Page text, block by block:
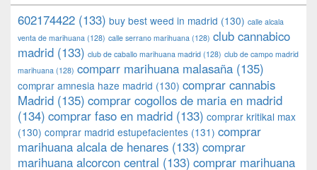
602174422 (133) buy best weed in madrid (130) calle alcala
venta de marihuana (128) calle serrano marihuana (128) club cannabico
madrid (133) club de caballo marihuana madrid (128) club de campo madrid
marihuana (128) comparr marihuana malasaña (135)
comprar amnesia haze madrid (130) comprar cannabis
Madrid (135) comprar cogollos de maria en madrid
(134) comprar faso en madrid (133) comprar kritikal max
(130) comprar madrid estupefacientes (131) comprar
marihuana alcala de henares (133) comprar
marihuana alcorcon central (133) comprar marihuana